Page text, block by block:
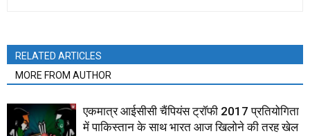
RELATED ARTICLES
MORE FROM AUTHOR
एकमात्र आईसीसी चैंपियंस ट्रॉफी 2017 प्रतियोगिता
में पाकिस्तान के साथ भारत आज खिलोने की तरह खेल